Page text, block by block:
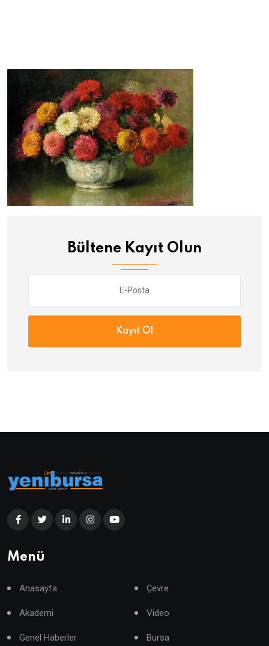
Bültene Kayıt Olun
Kayıt Ol
Menü
Anasayfa Çevre
Akademi Video
Genel Haberler Bursa